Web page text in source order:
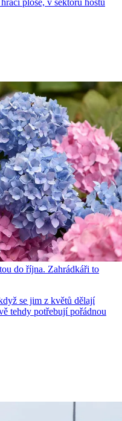
ploše, v sektoru hostů
do října. Zahrádkáři to
se jim z květů dělají
tehdy potřebují pořádnou